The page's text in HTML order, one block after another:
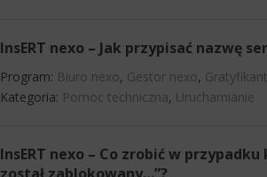
InsERT nexo – Jak przypisać nazwę
Program: Biuro nexo, Gestor nexo,
Kategoria: Pomoc techniczna, Uruchamianie
InsERT nexo – Co zrobić w